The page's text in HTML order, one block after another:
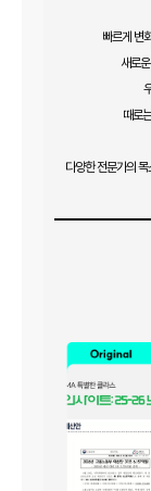
빠르게 변
새로
때로
다양한 전문가의